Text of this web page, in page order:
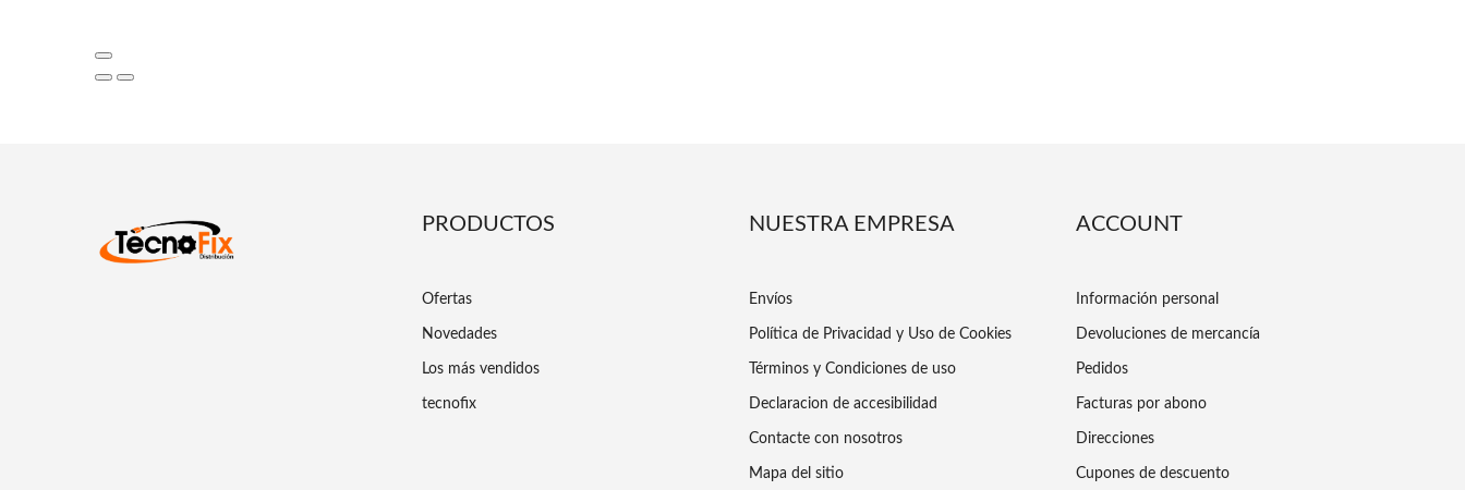
PRODUCTOS
Ofertas
Novedades
Los más vendidos
tecnofix
NUESTRA EMPRESA
Envíos
Política de Privacidad y Uso de Cookies
Términos y Condiciones de uso
Declaracion de accesibilidad
Contacte con nosotros
Mapa del sitio
ACCOUNT
Información personal
Devoluciones de mercancía
Pedidos
Facturas por abono
Direcciones
Cupones de descuento